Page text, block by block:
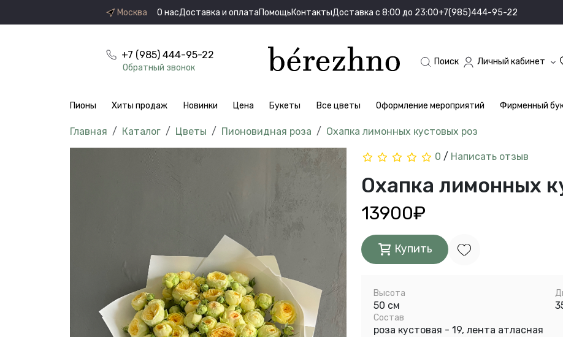
Москва О насДоставка и оплатаПомощьКонтактыДоставка с 8:00 до 23:00+7(985)444-95-22
+7 (985) 444-95-22
Обратный звонок
Поиск Личный кабинет
Пионы Хиты продаж Новинки Цена Букеты Все цветы Оформление мероприятий Фирменный
Каталог Цветы Пионовидная роза Охапка лимонных кустовых роз
0 / Написать отзыв
Охапка лимонных
13900₽
Купить
Высота
50 см
Состав
роза кустовая - 19, лента атласная